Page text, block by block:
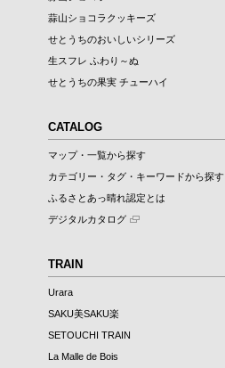
蒜山ショコラクッキーズ
せとうちのおいしいシリーズ
生スフレ ふわり～ぬ
せとうちの果実 チューハイ
CATALOG
マップ・一覧から探す
カテゴリー・タグ・キーワードから探す
ふるさとあっ晴れ認定とは
デジタルカタログ
TRAIN
Urara
SAKU美SAKU楽
SETOUCHI TRAIN
La Malle de Bois